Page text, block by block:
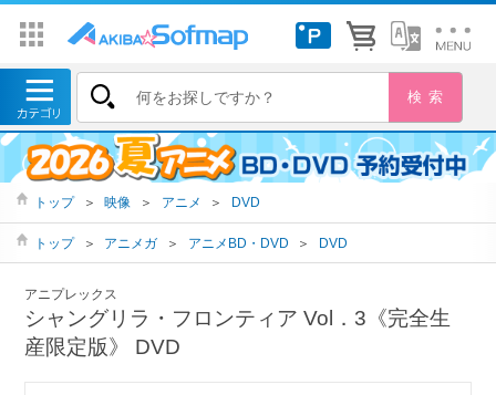
トップ ＞ 映像 ＞ アニメ ＞ DVD
トップ ＞ アニメガ ＞ アニメBD・DVD ＞ DVD
アニプレックス
シャングリラ・フロンティア Vol．3《完全生
産限定版》 DVD